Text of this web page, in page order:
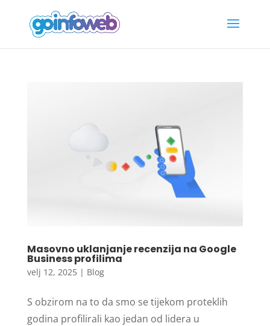
Masovno uklanjanje recenzija na Google
Business profilima
velj 12, 2025| Blog
S obzirom na to da smo se tijekom proteklih
godina profilirali kao jedan od lidera u